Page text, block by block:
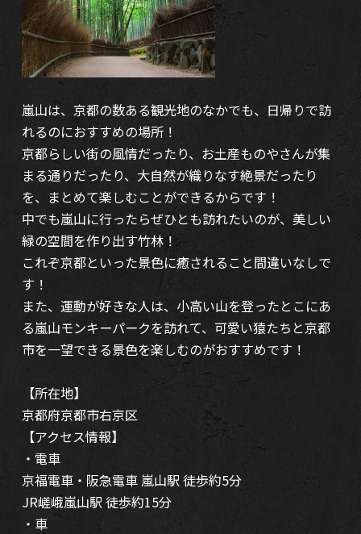
嵐山は、京都の数ある観光地のなかでも、日帰りで訪
れるのにおすすめの場所！
京都らしい街の風情だったり、お土産ものやさんが集
まる通りだったり、大自然が織りなす絶景だったり
を、まとめて楽しむことができるからです！
中でも嵐山に行ったらぜひとも訪れたいのが、美しい
緑の空間を作り出す竹林！
これぞ京都といった景色に癒されること間違いなしで
す！
また、運動が好きな人は、小高い山を登ったとこにあ
る嵐山モンキーパークを訪れて、可愛い猿たちと京都
市を一望できる景色を楽しむのがおすすめです！
【所在地】
京都府京都市右京区
【アクセス情報】
・電車
京福電車・阪急電車 嵐山駅 徒歩約5分
JR嵯峨嵐山駅 徒歩約15分
・車